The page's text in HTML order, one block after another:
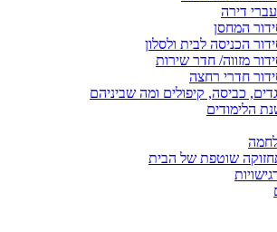
דירה
המחסן
הכניסה לבית ולסלון
מזווה/ חדר שירות
חדרי רחצה
כביסה, קיפולים ומה שביניהם
הלימודים
שוטפת של הבית